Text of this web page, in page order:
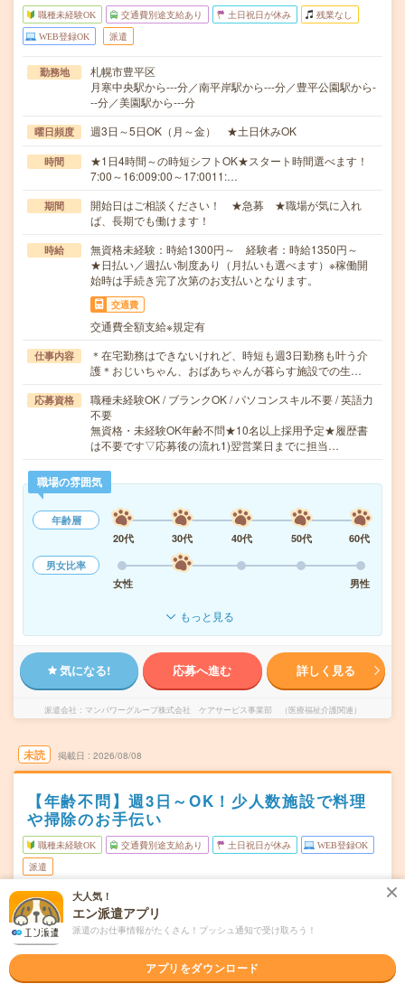
職種未経験OK 交通費別途支給あり 土日祝日が休み 残業なし
WEB登録OK 派遣
勤務地
札幌市豊平区
月寒中央駅から---分／南平岸駅から---分／豊平公園駅から-
--分／美園駅から---分
曜日頻度 週3日～5日OK（月～金） ★土日休みOK
時間
★1日4時間～の時短シフトOK★スタート時間選べます！
7:00～16:009:00～17:0011:…
期間
開始日はご相談ください！ ★急募 ★職場が気に入れ
ば、長期でも働けます！
時給
無資格未経験：時給1300円～ 経験者：時給1350円～
★日払い／週払い制度あり（月払いも選べます）※稼働開
始時は手続き完了次第のお支払いとなります。
交通費
交通費全額支給※規定有
仕事内容
＊在宅勤務はできないけれど、時短も週3日勤務も叶う介
護＊おじいちゃん、おばあちゃんが暮らす施設での生…
応募資格
職種未経験OK / ブランクOK / パソコンスキル不要 / 英語力
不要
無資格・未経験OK年齢不問★10名以上採用予定★履歴書
は不要です▽応募後の流れ1)翌営業日までに担当…
職場の雰囲気
年齢層
20代
30代 40代 50代
60代
男女比率
女性
男性
もっと見る
気になる! 応募へ進む 詳しく見る
派遣会社 マンパワーグループ株式会社 ケアサービス事業部 （医療福祉介護関連）
未読 掲載日 2026/08/08
【年齢不問】週3日～OK！少人数施設で料理
や掃除のお手伝い
職種未経験OK 交通費別途支給あり 土日祝日が休み WEB登録OK
派遣
勤務地
北海道北広島市
北広島駅から---分
曜日頻度
回数を増やしていくことも可能です！
大人気！
エン派遣アプリ
派遣のお仕事情報がたくさん！プッシュ通知で受け取ろう！
アプリをダウンロード